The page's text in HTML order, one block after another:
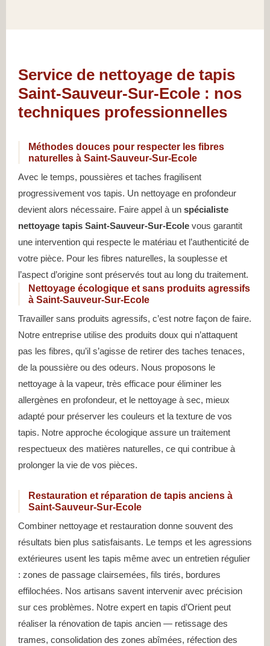
Service de nettoyage de tapis
Saint-Sauveur-Sur-Ecole : nos
techniques professionnelles
Méthodes douces pour respecter les fibres
naturelles à Saint-Sauveur-Sur-Ecole
Avec le temps, poussières et taches fragilisent
progressivement vos tapis. Un nettoyage en profondeur
devient alors nécessaire. Faire appel à un spécialiste
nettoyage tapis Saint-Sauveur-Sur-Ecole vous garantit
une intervention qui respecte le matériau et l’authenticité de
votre pièce. Pour les fibres naturelles, la souplesse et
l’aspect d’origine sont préservés tout au long du traitement.
Nettoyage écologique et sans produits agressifs
à Saint-Sauveur-Sur-Ecole
Travailler sans produits agressifs, c’est notre façon de faire.
Notre entreprise utilise des produits doux qui n’attaquent
pas les fibres, qu’il s’agisse de retirer des taches tenaces,
de la poussière ou des odeurs. Nous proposons le
nettoyage à la vapeur, très efficace pour éliminer les
allergènes en profondeur, et le nettoyage à sec, mieux
adapté pour préserver les couleurs et la texture de vos
tapis. Notre approche écologique assure un traitement
respectueux des matières naturelles, ce qui contribue à
prolonger la vie de vos pièces.
Restauration et réparation de tapis anciens à
Saint-Sauveur-Sur-Ecole
Combiner nettoyage et restauration donne souvent des
résultats bien plus satisfaisants. Le temps et les agressions
extérieures usent les tapis même avec un entretien régulier
: zones de passage clairsemées, fils tirés, bordures
effilochées. Nos artisans savent intervenir avec précision
sur ces problèmes. Notre expert en tapis d’Orient peut
réaliser la rénovation de tapis ancien — retissage des
trames, consolidation des zones abîmées, réfection des